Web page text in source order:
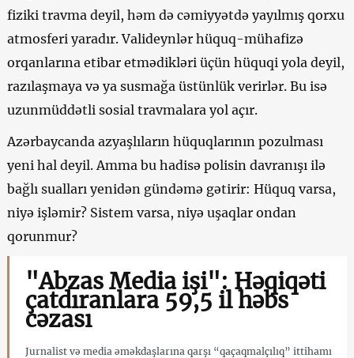
fiziki travma deyil, həm də cəmiyyətdə yayılmış qorxu
atmosferi yaradır. Valideynlər hüquq-mühafizə
orqanlarına etibar etmədikləri üçün hüquqi yola deyil,
razılaşmaya və ya susmağa üstünlük verirlər. Bu isə
uzunmüddətli sosial travmalara yol açır.
Azərbaycanda azyaşlıların hüquqlarının pozulması
yeni hal deyil. Amma bu hadisə polisin davranışı ilə
bağlı sualları yenidən gündəmə gətirir: Hüquq varsa,
niyə işləmir? Sistem varsa, niyə uşaqlar ondan
qorunmur?
"Abzas Media işi": Həqiqəti
çatdıranlara 59,5 il həbs
cəzası
Jurnalist və media əməkdaşlarına qarşı “qaçaqmalçılıq” ittihamı